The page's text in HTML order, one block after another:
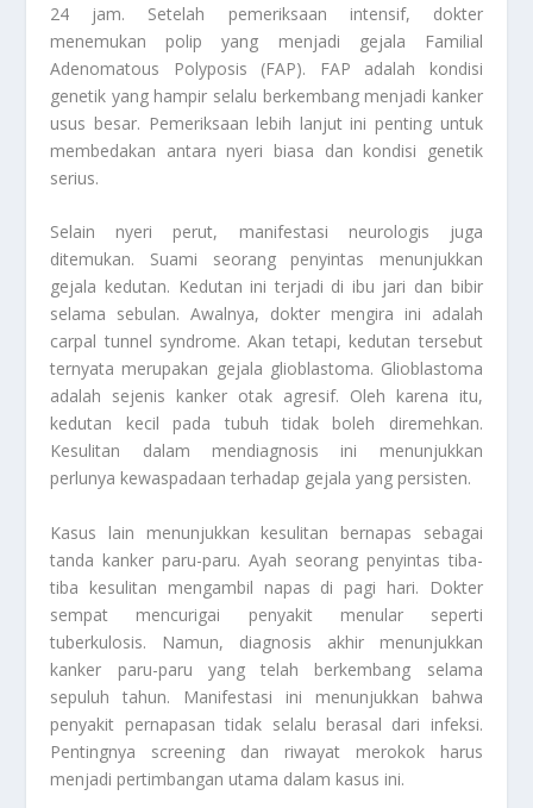
24 jam. Setelah pemeriksaan intensif, dokter
menemukan polip yang menjadi gejala
Familial
Adenomatous Polyposis (FAP). FAP adalah kondisi
genetik yang hampir selalu berkembang menjadi kanker
usus besar. Pemeriksaan lebih lanjut ini penting untuk
membedakan antara nyeri biasa dan kondisi genetik
serius.
Selain nyeri perut, manifestasi neurologis juga
ditemukan. Suami seorang penyintas menunjukkan
gejala kedutan. Kedutan ini terjadi di ibu jari dan bibir
selama sebulan. Awalnya, dokter mengira ini adalah
carpal tunnel syndrome. Akan tetapi, kedutan tersebut
ternyata merupakan gejala glioblastoma. Glioblastoma
adalah sejenis kanker otak agresif. Oleh karena itu,
kedutan kecil pada tubuh tidak boleh diremehkan.
Kesulitan dalam mendiagnosis ini menunjukkan
perlunya kewaspadaan terhadap gejala yang persisten.
Kasus lain menunjukkan kesulitan bernapas sebagai
tanda kanker paru-paru. Ayah seorang penyintas tiba-
tiba kesulitan mengambil napas di pagi hari. Dokter
sempat mencurigai penyakit menular seperti
tuberkulosis. Namun, diagnosis akhir menunjukkan
kanker paru-paru yang telah berkembang selama
sepuluh tahun. Manifestasi ini menunjukkan bahwa
penyakit pernapasan tidak selalu berasal dari infeksi.
Pentingnya screening dan riwayat merokok harus
menjadi pertimbangan utama dalam kasus ini.